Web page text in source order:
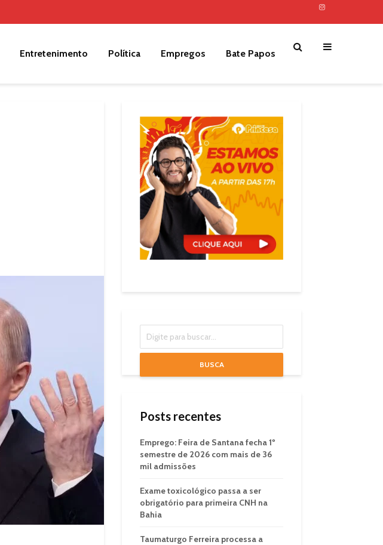
Entretenimento Política Empregos Bate Papos
BUSCA
Posts recentes
Emprego: Feira de Santana fecha 1º
semestre de 2026 com mais de 36
mil admissões
Exame toxicológico passa a ser
obrigatório para primeira CNH na
Bahia
Taumaturgo Ferreira processa a